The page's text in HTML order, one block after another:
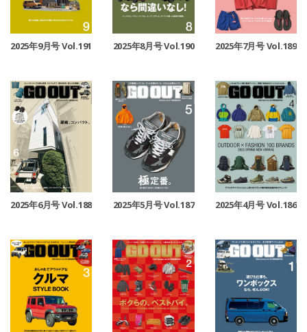
2025年9月号 Vol.191 2025年8月号 Vol.190 2025年7月号 Vol.189
2025年6月号 Vol.188 2025年5月号 Vol.187 2025年4月号 Vol.186